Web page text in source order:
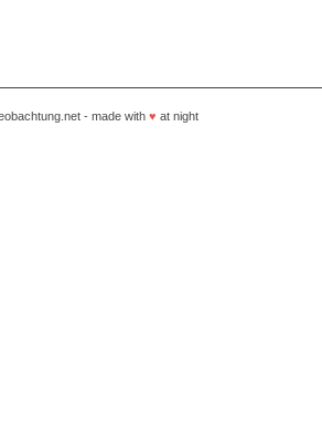
- made with ♥ at night